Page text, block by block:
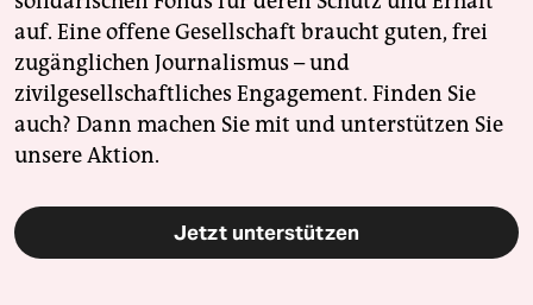
auf. Eine offene Gesellschaft braucht guten, frei
zugänglichen Journalismus – und
zivilgesellschaftliches Engagement. Finden Sie
auch? Dann machen Sie mit und unterstützen Sie
unsere Aktion.
Jetzt unterstützen